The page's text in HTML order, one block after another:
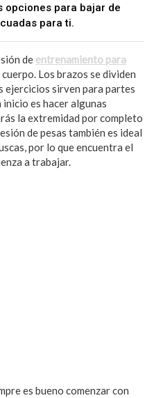
opciones para bajar de
para ti.
de entrenamiento para
Los brazos se dividen
ejercicios sirven para partes
es hacer algunas
la extremidad por completo
de pesas también es ideal
por lo que encuentra el
a trabajar.
es bueno comenzar con